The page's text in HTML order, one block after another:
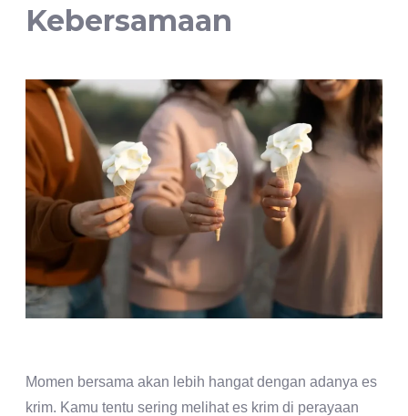
Kebersamaan
Momen bersama akan lebih hangat dengan adanya es
krim. Kamu tentu sering melihat es krim di perayaan